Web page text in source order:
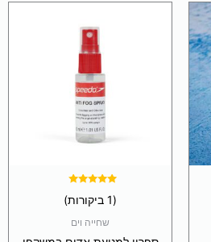
5.00
(1 ביקורות)
שחייה וים